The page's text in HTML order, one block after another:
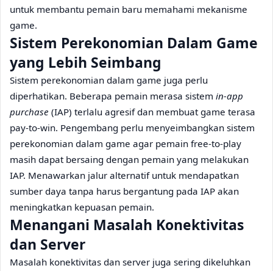
untuk membantu pemain baru memahami mekanisme
game.
Sistem Perekonomian Dalam Game
yang Lebih Seimbang
Sistem perekonomian dalam game juga perlu
diperhatikan. Beberapa pemain merasa sistem in-app
purchase (IAP) terlalu agresif dan membuat game terasa
pay-to-win. Pengembang perlu menyeimbangkan sistem
perekonomian dalam game agar pemain free-to-play
masih dapat bersaing dengan pemain yang melakukan
IAP. Menawarkan jalur alternatif untuk mendapatkan
sumber daya tanpa harus bergantung pada IAP akan
meningkatkan kepuasan pemain.
Menangani Masalah Konektivitas
dan Server
Masalah konektivitas dan server juga sering dikeluhkan